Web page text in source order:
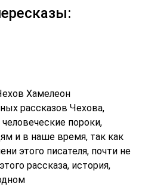
Хамелеон
рассказов Чехова,
пороки,
и в наше время, так как
этого писателя, почти не
рассказа, история,